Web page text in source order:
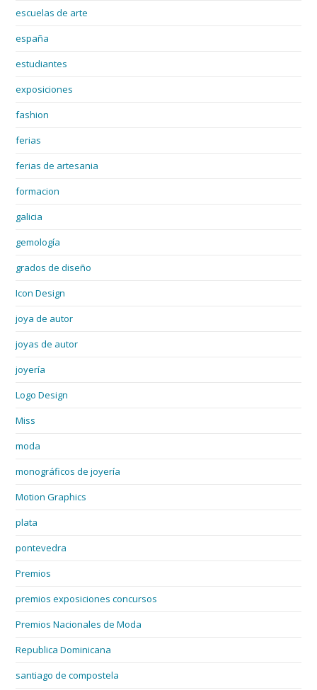
escuelas de arte
españa
estudiantes
exposiciones
fashion
ferias
ferias de artesania
formacion
galicia
gemología
grados de diseño
Icon Design
joya de autor
joyas de autor
joyería
Logo Design
Miss
moda
monográficos de joyería
Motion Graphics
plata
pontevedra
Premios
premios exposiciones concursos
Premios Nacionales de Moda
Republica Dominicana
santiago de compostela